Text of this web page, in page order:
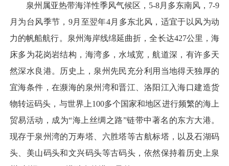
泉州属亚热带海洋性季风气候区，5-8月多东南风，7-9
月为台风季节，9月至翌年4月多东北风，适宜于以风为动
力的帆船航行。泉州海岸线绵延曲折，全长达427公里，海
床多为花岗岩结构，海湾多，水域宽，航道深，有许多天
然深水良港。历史上，泉州先民充分利用当地得天独厚的
宜海条件，在濒海的泉州湾和晋江、洛阳江入海口建造货
物转运码头，与世界上100多个国家和地区进行频繁的海上
贸易活动，成为“海上丝绸之路”链带中著名的东方大港。
现存于泉州湾的万寿塔、六胜塔等古航标塔，以及石湖码
头、美山码头和文兴码头等古码头，依然保持着历史上泉